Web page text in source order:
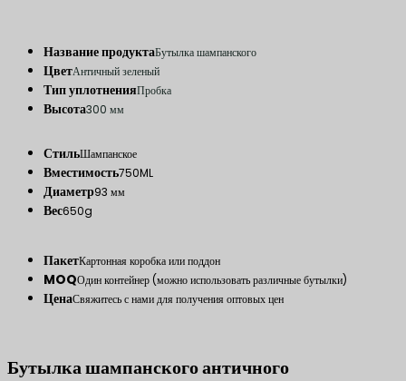
Название продуктаБутылка шампанского
ЦветАнтичный зеленый
Тип уплотненияПробка
Высота300 мм
СтильШампанское
Вместимость750ML
Диаметр93 мм
Вес650g
ПакетКартонная коробка или поддон
MOQОдин контейнер (можно использовать различные бутылки)
ЦенаСвяжитесь с нами для получения оптовых цен
Бутылка шампанского античного